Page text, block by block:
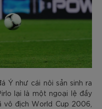
Ý như cái nôi sản sinh ra
lại là một ngoại lệ đầy
vô địch World Cup 2006,